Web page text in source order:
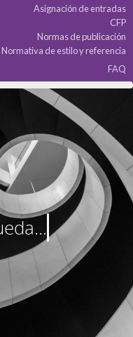
Asignación de entradas
CFP
Normas de publicación
Normativa de estilo y referencia
FAQ